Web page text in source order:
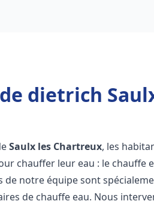
dietrich
Saulx les Chartreux, les
chauffer leur eau : le chauffe
de notre équipe sont
de chauffe eau. Nous